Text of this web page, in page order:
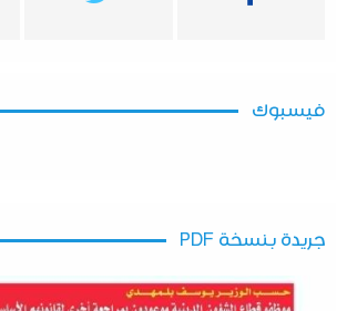
فيسبوك
جريدة بنسخة PDF